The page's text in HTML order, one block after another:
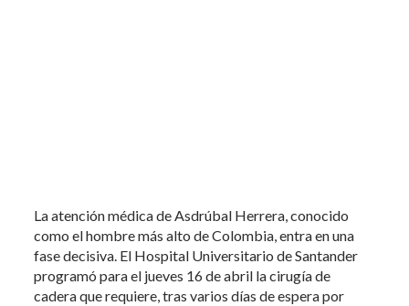
La atención médica de Asdrúbal Herrera, conocido
como el hombre más alto de Colombia, entra en una
fase decisiva. El Hospital Universitario de Santander
programó para el jueves 16 de abril la cirugía de
cadera que requiere, tras varios días de espera por